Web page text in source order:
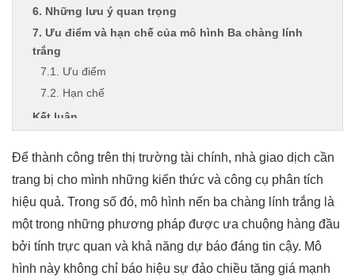
6. Những lưu ý quan trọng
7. Ưu điểm và hạn chế của mô hình Ba chàng lính
trắng
7.1. Ưu điểm
7.2. Hạn chế
Kết luận
Để thành công trên thị trường tài chính, nhà giao dịch cần
trang bị cho mình những kiến thức và công cụ phân tích
hiệu quả. Trong số đó, mô hình nến ba chàng lính trắng là
một trong những phương pháp được ưa chuộng hàng đầu
bởi tính trực quan và khả năng dự báo đáng tin cậy. Mô
hình này không chỉ báo hiệu sự đảo chiều tăng giá mạnh